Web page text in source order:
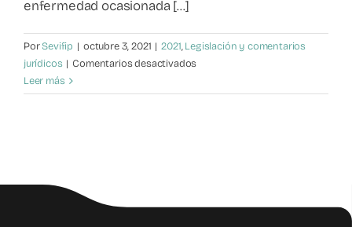
enfermedad ocasionada [...]
PorSevifip | octubre 3, 2021 | 2021,Legislación y comentarios
jurídicos | Comentarios desactivadosen
jurídico
Leer más